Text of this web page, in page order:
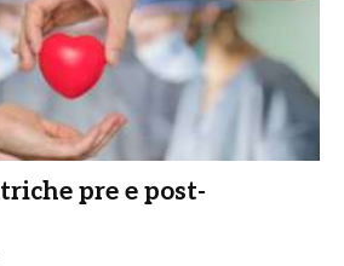
pre e post-